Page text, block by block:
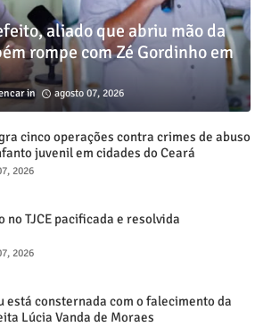
aliado que abriu mão da
rompe com Zé Gordinho em
agosto 07, 2026
cinco operações contra crimes de abuso
juvenil em cidades do Ceará
2026
no TJCE pacificada e resolvida
2026
está consternada com o falecimento da
Lúcia Vanda de Moraes